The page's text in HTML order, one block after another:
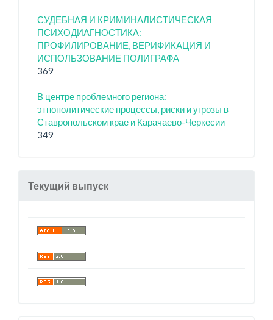
СУДЕБНАЯ И КРИМИНАЛИСТИЧЕСКАЯ
ПСИХОДИАГНОСТИКА:
ПРОФИЛИРОВАНИЕ, ВЕРИФИКАЦИЯ И
ИСПОЛЬЗОВАНИЕ ПОЛИГРАФА
369
В центре проблемного региона:
этнополитические процессы, риски и угрозы в
Ставропольском крае и Карачаево-Черкесии
349
Текущий выпуск